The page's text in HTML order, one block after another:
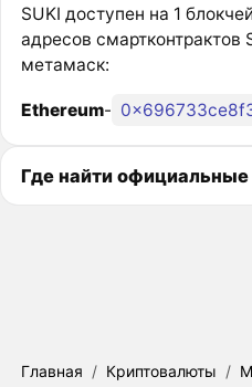
SUKI доступен на 1
адресов смартконтрактов
метамаск:
Ethereum-
Где найти официальные
Главная / Криптовалюты /